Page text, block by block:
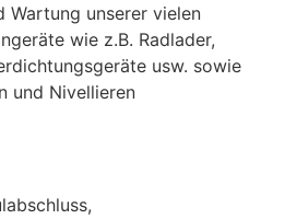
Wartung unserer vielen
wie z.B. Radlader,
usw. sowie
und Nivellieren